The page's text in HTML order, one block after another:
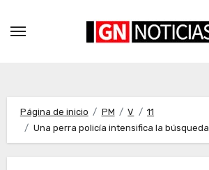
Página de inicio PM V
11
Una perra policía intensifica la